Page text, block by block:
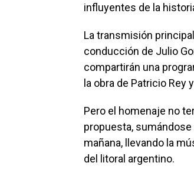
influyentes de la
La transmisión
conducción de Julio
compartirán una
la obra de Patricio Rey
Pero el homenaje no
propuesta,
mañana, llevando la
del litoral argentino.